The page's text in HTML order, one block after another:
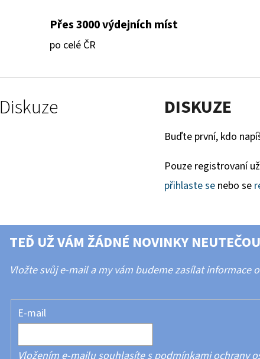
Přes 3000 výdejních míst
po celé ČR
Diskuze DISKUZE
Buďte první, kdo
Pouze registrovaní
přihlaste se nebo se
TEĎ UŽ VÁM ŽÁDNÉ NOVINKY
Vložte svůj e-mail a my vám budeme zasílat informace
E-mail
Vložením e-mailu souhlasíte spodmínkami ochrany